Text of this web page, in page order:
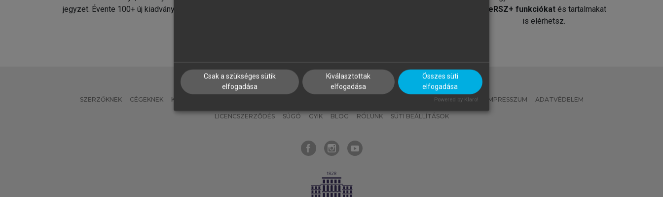
jegyzet. Évente 100+ új kiadvány.
MeRSZ+ funkciókat és tartalmakat
is elérhetsz.
SZERZŐKNEK CÉGEKNEK KÖNYVTÁROSOKNAK MI – ÁLTALÁNOS IRÁNYELVEK IMPRESSZUM ADATVÉDELEM
LICENCSZERZŐDÉS SÚGÓ GYIK BLOG RÓLUNK SÜTI BEÁLLÍTÁSOK
Csak a szükséges sütik
elfogadása
Kiválasztottak
elfogadása
Összes süti
elfogadása
Powered by Klaro!